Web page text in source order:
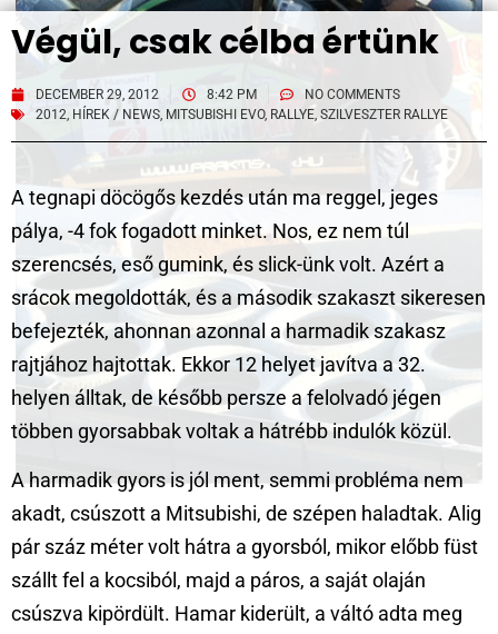
Végül, csak célba értünk
DECEMBER 29, 2012 8:42 PM
NO COMMENTS
2012, HÍREK / NEWS, MITSUBISHI EVO, RALLYE, SZILVESZTER RALLYE
A tegnapi döcögős kezdés után ma reggel, jeges
pálya, -4 fok fogadott minket. Nos, ez nem túl
szerencsés, eső gumink, és slick-ünk volt. Azért a
srácok megoldották, és a második szakaszt sikeresen
befejezték, ahonnan azonnal a harmadik szakasz
rajtjához hajtottak. Ekkor 12 helyet javítva a 32.
helyen álltak, de később persze a felolvadó jégen
többen gyorsabbak voltak a hátrébb indulók közül.
A harmadik gyors is jól ment, semmi probléma nem
akadt, csúszott a Mitsubishi, de szépen haladtak. Alig
pár száz méter volt hátra a gyorsból, mikor előbb füst
szállt fel a kocsiból, majd a páros, a saját olaján
csúszva kipördült. Hamar kiderült, a váltó adta meg